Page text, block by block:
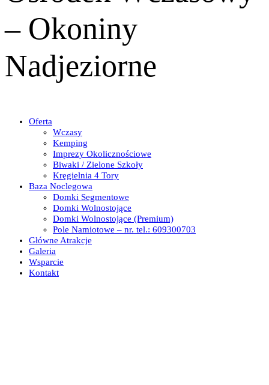
– Okoniny
Nadjeziorne
Oferta
Wczasy
Kemping
Imprezy Okolicznościowe
Biwaki / Zielone Szkoły
Kręgielnia 4 Tory
Baza Noclegowa
Domki Segmentowe
Domki Wolnostojące
Domki Wolnostojące (Premium)
Pole Namiotowe – nr. tel.: 609300703
Główne Atrakcje
Galeria
Wsparcie
Kontakt